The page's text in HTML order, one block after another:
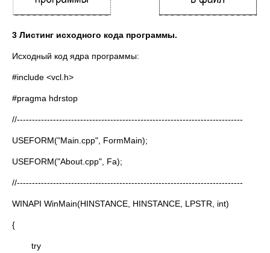
3 Листинг исходного кода программы.
Исходный код ядра программы:
#include <vcl.h>
#pragma hdrstop
//---------------------------------------------------------------------------
USEFORM("Main.cpp", FormMain);
USEFORM("About.cpp", Fa);
//---------------------------------------------------------------------------
WINAPI WinMain(HINSTANCE, HINSTANCE, LPSTR, int)
{
try